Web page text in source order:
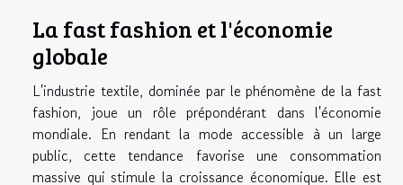
La fast fashion et l'économie
globale
L'industrie textile, dominée par le phénomène de la fast
fashion, joue un rôle prépondérant dans l'économie
mondiale. En rendant la mode accessible à un large
public, cette tendance favorise une consommation
massive qui stimule la croissance économique. Elle est